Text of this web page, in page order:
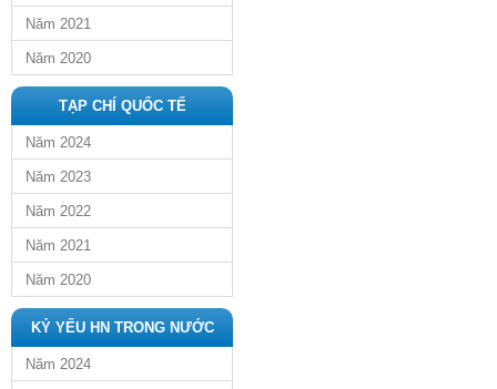
Năm 2021
Năm 2020
TẠP CHÍ QUỐC TẾ
Năm 2024
Năm 2023
Năm 2022
Năm 2021
Năm 2020
KỶ YẾU HN TRONG NƯỚC
Năm 2024